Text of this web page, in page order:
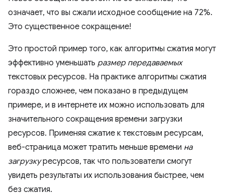
означает, что вы сжали исходное сообщение на 72%.
Это существенное сокращение!
Это простой пример того, как алгоритмы сжатия могут
эффективно уменьшать размер передаваемых
текстовых ресурсов. На практике алгоритмы сжатия
гораздо сложнее, чем показано в предыдущем
примере, и в интернете их можно использовать для
значительного сокращения времени загрузки
ресурсов. Применяя сжатие к текстовым ресурсам,
веб-страница может тратить меньше времени на
загрузкуресурсов, так что пользователи смогут
увидеть результаты их использования быстрее, чем
без сжатия.